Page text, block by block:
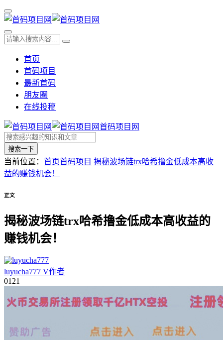
首页
首码项目
最新首码
朋友圈
在线投稿
首码项目网
搜索一下
当前位置： 首页首码项目 揭秘波场链trx哈希撸金低成本高收
益的赚钱机会！
正文
揭秘波场链trx哈希撸金低成本高收益的
赚钱机会！
luyucha777 V作者
01 21